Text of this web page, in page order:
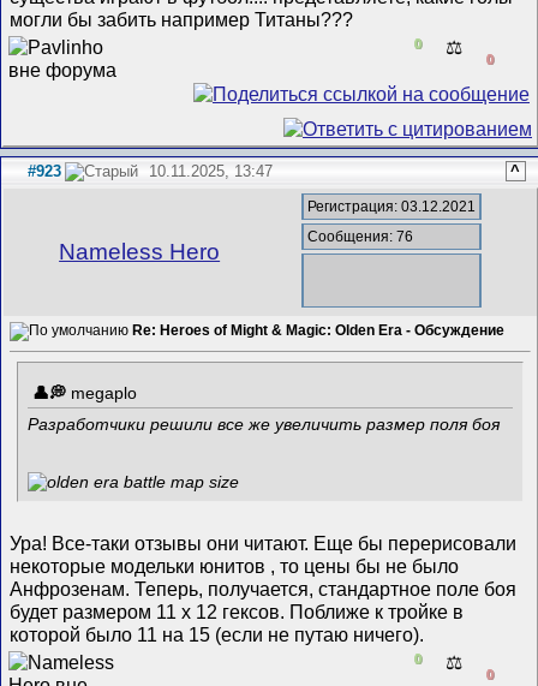
могли бы забить например Титаны???
0 ⚖️
0
#923 10.11.2025, 13:47 ^
Nameless Hero
Регистрация: 03.12.2021
Сообщения: 76
Re: Heroes of Might & Magic: Olden Era - Обсуждение
megaplo
Разработчики решили все же увеличить размер поля боя
Ура! Все-таки отзывы они читают. Еще бы перерисовали
некоторые модельки юнитов , то цены бы не было
Анфрозенам. Теперь, получается, стандартное поле боя
будет размером 11 x 12 гексов. Поближе к тройке в
которой было 11 на 15 (если не путаю ничего).
0 ⚖️
0